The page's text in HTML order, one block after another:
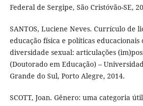
Federal de Sergipe, São Cristóvão-SE,
SANTOS, Luciene Neves. Currículo de
educação física e políticas educacionais
diversidade sexual: articulações
(Doutorado em Educação) –
Grande do Sul, Porto Alegre, 2014.
SCOTT, Joan. Gênero: uma categoria